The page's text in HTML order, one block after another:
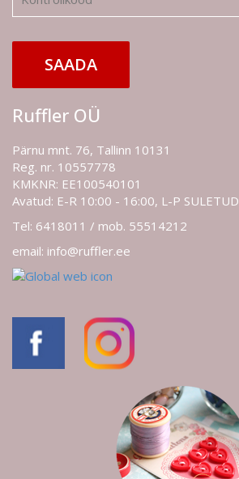
SAADA
Ruffler OÜ
Pärnu mnt. 76, Tallinn 10131
Reg. nr. 10557778
KMKNR: EE100540101
Avatud: E-R 10:00 - 16:00, L-P SULETUD
Tel: 6418011 / mob. 55514212
email: info@ruffler.ee